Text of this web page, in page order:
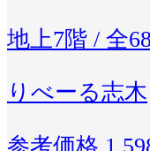
地上7階 / 全
りべーる志木